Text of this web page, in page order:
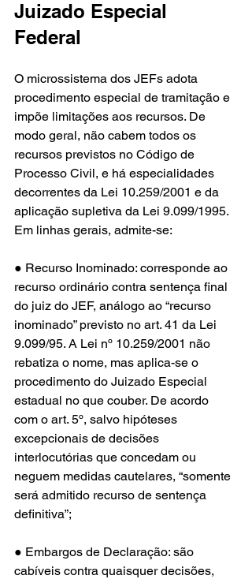
Juizado Especial
Federal
O microssistema dos JEFs adota
procedimento especial de tramitação e
impõe limitações aos recursos. De
modo geral, não cabem todos os
recursos previstos no Código de
Processo Civil, e há especialidades
decorrentes da Lei 10.259/2001 e da
aplicação supletiva da Lei 9.099/1995.
Em linhas gerais, admite-se:
● Recurso Inominado: corresponde ao
recurso ordinário contra sentença final
do juiz do JEF, análogo ao “recurso
inominado” previsto no art. 41 da Lei
9.099/95. A Lei nº 10.259/2001 não
rebatiza o nome, mas aplica-se o
procedimento do Juizado Especial
estadual no que couber. De acordo
com o art. 5º, salvo hipóteses
excepcionais de decisões
interlocutórias que concedam ou
neguem medidas cautelares, “somente
será admitido recurso de sentença
definitiva”;
● Embargos de Declaração: são
cabíveis contra quaisquer decisões,